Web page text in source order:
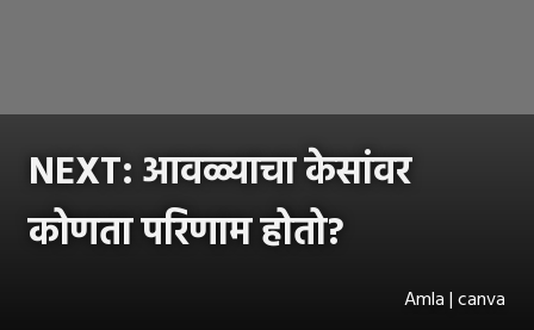
NEXT: आवळ्याचा केसांवर
कोणता परिणाम होतो?
Amla | canva